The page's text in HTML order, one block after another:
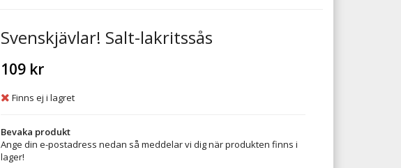
Svenskjävlar! Salt-lakritssås
109 kr
Finns ej i lagret
Bevaka produkt
Ange din e-postadress nedan så meddelar vi dig när produkten finns i
lager!